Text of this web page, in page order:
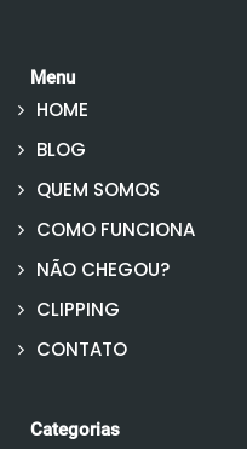
Menu
HOME
BLOG
QUEM SOMOS
COMO FUNCIONA
NÃO CHEGOU?
CLIPPING
CONTATO
Categorias